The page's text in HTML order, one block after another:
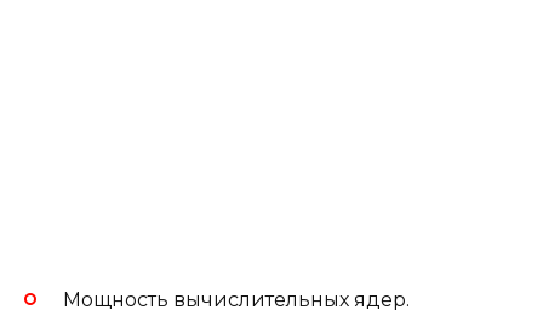
Мощность вычислительных ядер.